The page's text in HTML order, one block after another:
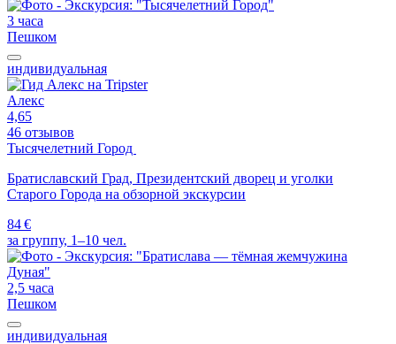
3 часа
Пешком
индивидуальная
Алекс
4,65
46 отзывов
Тысячелетний Город
Братиславский Град, Президентский дворец и уголки
Старого Города на обзорной экскурсии
84 €
за группу, 1–10 чел.
2,5 часа
Пешком
индивидуальная